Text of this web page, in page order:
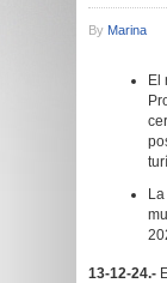
By Marina
El
13-12-24.-